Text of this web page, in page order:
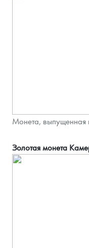
Монета, выпущенная
Золотая монета